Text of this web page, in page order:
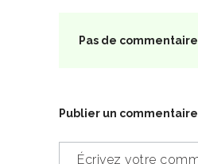
Pas de commentaire
Publier un commentaire